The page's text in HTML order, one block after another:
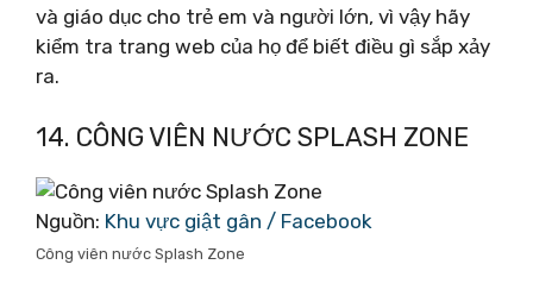
và giáo dục cho trẻ em và người lớn, vì vậy hãy
kiểm tra trang web của họ để biết điều gì sắp xảy
ra.
14. CÔNG VIÊN NƯỚC SPLASH ZONE
Nguồn: Khu vực giật gân / Facebook
Công viên nước Splash Zone